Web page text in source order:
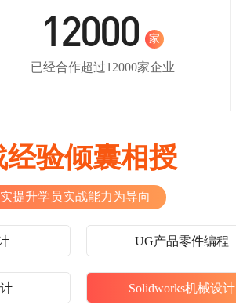
12000 家
已经合作超过12000家企业
经验倾囊相授
提升学员实战能力为导向
UG产品零件编程
Solidworks机械设计